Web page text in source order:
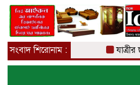
সংবাদ শিরোনাম : যাত্রীর